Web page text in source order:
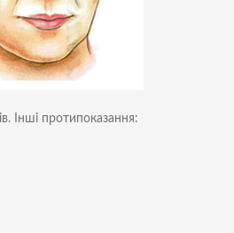
Інші протипоказання: